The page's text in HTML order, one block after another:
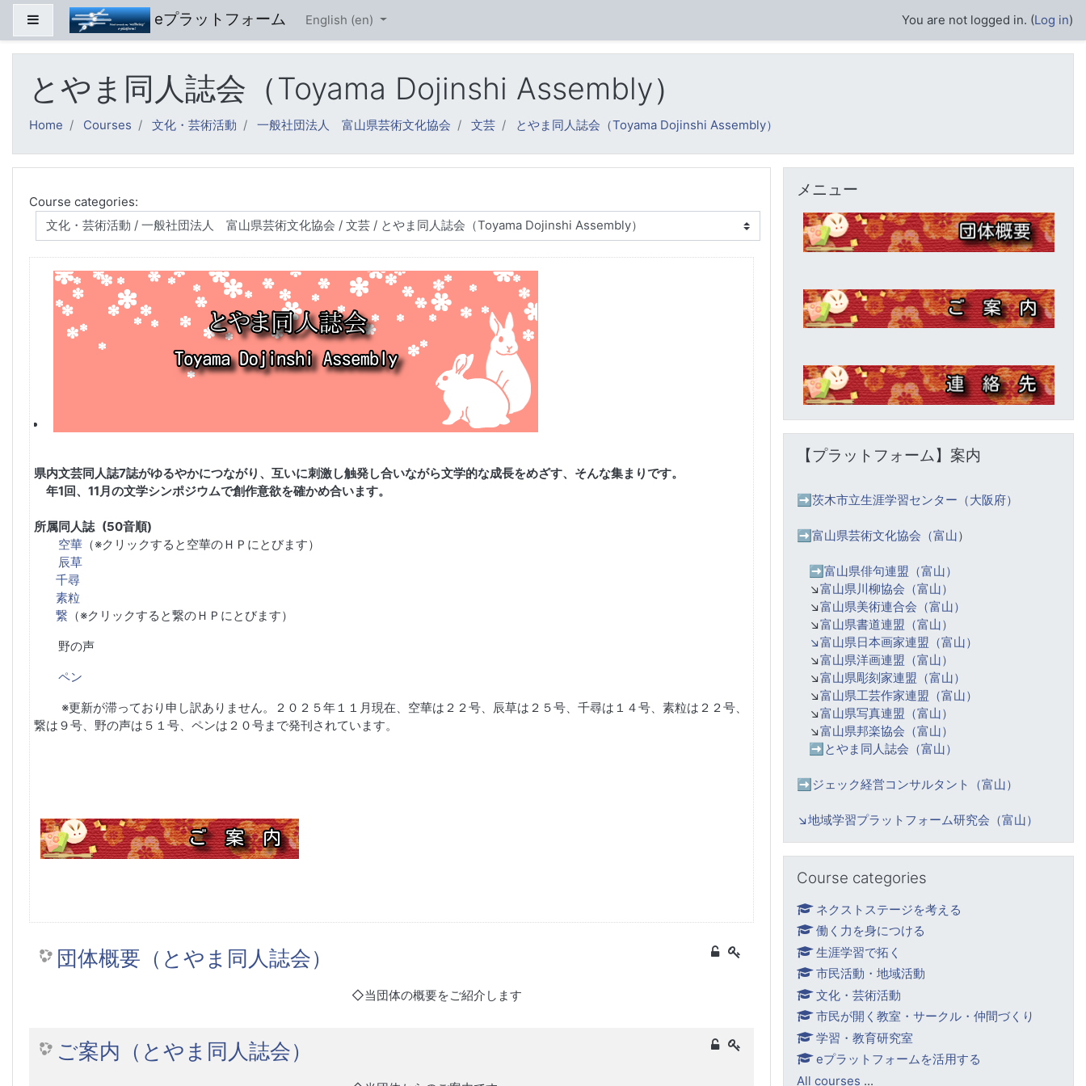
Skip to main content
Side panel eプラットフォーム English ‎(en)‎ You are not logged in. (Log in)
とやま同人誌会（Toyama Dojinshi Assembly）
Home Courses 文化・芸術活動 一般社団法人 富山県芸術文化協会 文芸 とやま同人誌会（Toyama Dojinshi Assembly）
Course categories:
県内文芸同人誌7誌がゆるやかにつながり、互いに刺激し触発し合いながら文学的な成長をめざす、そんな集まりです。
年1回、11月の文学シンポジウムで創作意欲を確かめ合います。
所属同人誌 (50音順)
空華 （※クリックすると空華のＨＰにとびます）
辰草
千尋
素粒
繋 （※クリックすると繋のＨＰにとびます）
野の声
ペン
※更新が滞っており申し訳ありません。
２０２５年１１月現在、空華は２２号、辰草は２５号、千尋は１４号、素粒は２２号、
繋は９号、野の声は５１号、ペンは２０号まで発刊されています。
団体概要（とやま同人誌会）
◇当団体の概要をご紹介します
ご案内（とやま同人誌会）
メニュー
【プラットフォーム】案内
➡️ 茨木市立生涯学習センター（大阪府）
➡️富山県芸術文化協会（富山）
➡️ 富山県俳句連盟（富山）
↘️富山県川柳協会（富山）
↘️富山県美術連合会（富山）
↘️富山県書道連盟（富山）
↘️富山県日本画家連盟（富山）
↘️富山県洋画連盟（富山）
↘️富山県彫刻家連盟（富山）
↘️富山県工芸作家連盟（富山）
↘️富山県写真連盟（富山）
↘️富山県邦楽協会（富山）
➡️ とやま同人誌会（富山）
➡️ジェック経営コンサルタント（富山）
↘️地域学習プラットフォーム研究会（富山）
Course categories
ネクストステージを考える
働く力を身につける
生涯学習で拓く
市民活動・地域活動
文化・芸術活動
市民が開く教室・サークル・仲間づくり
学習・教育研究室
eプラットフォームを活用する
All courses ...